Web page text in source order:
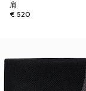
肩
€ 520